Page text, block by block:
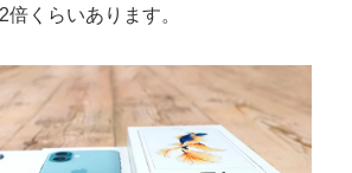
くらいあります。